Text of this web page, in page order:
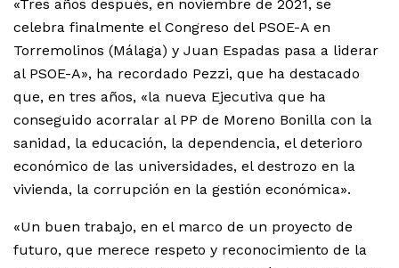
«Tres años después, en noviembre de 2021, se
celebra finalmente el Congreso del PSOE-A en
Torremolinos (Málaga) y Juan Espadas pasa a liderar
al PSOE-A», ha recordado Pezzi, que ha destacado
que, en tres años, «la nueva Ejecutiva que ha
conseguido acorralar al PP de Moreno Bonilla con la
sanidad, la educación, la dependencia, el deterioro
económico de las universidades, el destrozo en la
vivienda, la corrupción en la gestión económica».
«Un buen trabajo, en el marco de un proyecto de
futuro, que merece respeto y reconocimiento de la